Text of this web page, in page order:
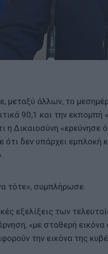
μεταξύ άλλων, το
90,1 και την εκπομπή
η Δικαιοσύνη «ερεύνησε
ότι δεν υπάρχει
τότε», συμπλήρωσε.
εξελίξεις των
«με σταθερή
την εικόνα της